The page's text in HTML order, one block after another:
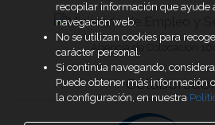
Agencia de Colocación
recopilar información que ayude
navegación web.
No se utilizan cookies para
carácter personal.
Si continúa navegando,
Puede obtener más información
la configuración, en nuestra